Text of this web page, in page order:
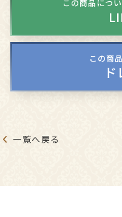
この商品につ
この商
一覧へ戻る